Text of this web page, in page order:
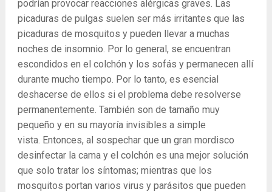
podrían provocar reacciones alérgicas graves. Las
picaduras de pulgas suelen ser más irritantes que las
picaduras de mosquitos y pueden llevar a muchas
noches de insomnio. Por lo general, se encuentran
escondidos en el colchón y los sofás y permanecen allí
durante mucho tiempo. Por lo tanto, es esencial
deshacerse de ellos si el problema debe resolverse
permanentemente. También son de tamaño muy
pequeño y en su mayoría invisibles a simple
vista. Entonces, al sospechar que un gran mordisco
desinfectar la cama y el colchón es una mejor solución
que solo tratar los síntomas; mientras que los
mosquitos portan varios virus y parásitos que pueden